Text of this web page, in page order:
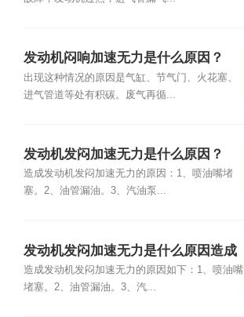
发动机闷响加速无力是什么原因？
出现这种情况的原因是气缸、节气门、火花塞、
进气管道等处有积碳。废气再循...
发动机发闷加速无力是什么原因？
造成发动机发闷加速无力的原因：1、喷油嘴堵
塞。2、油管漏油。3、汽油泵...
发动机发闷加速无力是什么原因造成
的？
造成发动机发闷加速无力的原因如下：1、喷油嘴
堵塞。2、油管漏油。3、汽...